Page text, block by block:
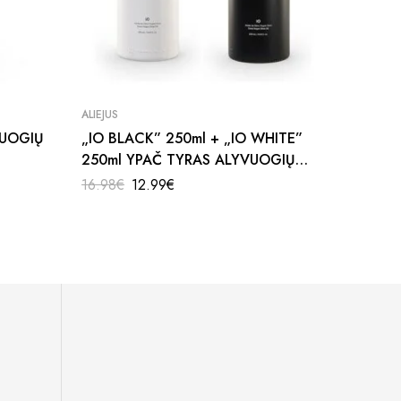
ALIEJUS
„IO BLACK” 250ml + „IO WHITE”
250ml YPAČ TYRAS ALYVUOGIŲ
ALIEJUS
16.98€ 12.99€